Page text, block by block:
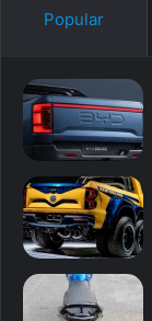
Popular